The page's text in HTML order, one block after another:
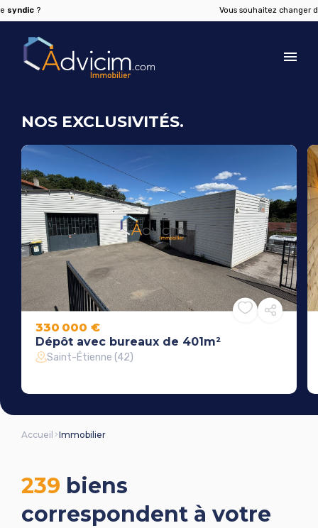
Vous souhaitez changer desyndic
NOS EXCLUSIVITÉS.
Dépôt avec bureaux de 401m²
330 000 €
Saint-Étienne (42)
Accueil Immobilier
239 biens
correspondent à votre